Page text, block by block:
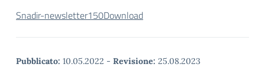
Snadir-newsletter150Download
Pubblicato: 10.05.2022 - Revisione: 25.08.2023